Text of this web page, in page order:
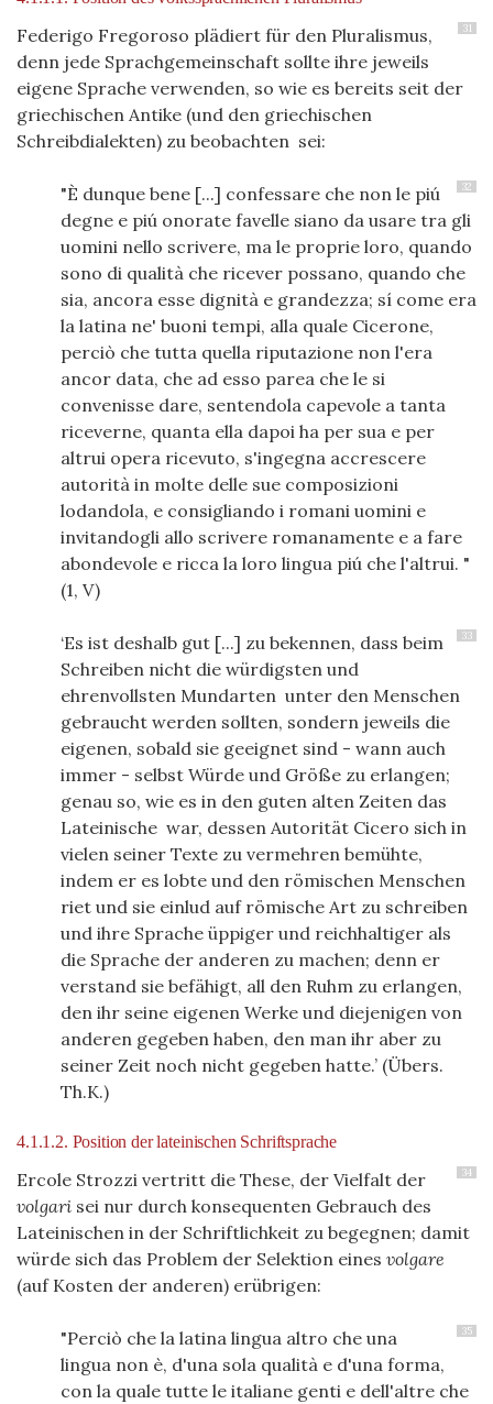
31
Federigo Fregoroso plädiert für den Pluralismus,
denn jede Sprachgemeinschaft sollte ihre jeweils
eigene Sprache verwenden, so wie es bereits seit der
griechischen Antike (und den griechischen
Schreibdialekten) zu beobachten sei:
32
"È dunque bene [...] confessare che non le piú
degne e piú onorate favelle siano da usare tra gli
uomini nello scrivere, ma le proprie loro, quando
sono di qualità che ricever possano, quando che
sia, ancora esse dignità e grandezza; sí come era
la latina ne' buoni tempi, alla quale Cicerone,
perciò che tutta quella riputazione non l'era
ancor data, che ad esso parea che le si
convenisse dare, sentendola capevole a tanta
riceverne, quanta ella dapoi ha per sua e per
altrui opera ricevuto, s'ingegna accrescere
autorità in molte delle sue composizioni
lodandola, e consigliando i romani uomini e
invitandogli allo scrivere romanamente e a fare
abondevole e ricca la loro lingua piú che l'altrui. "
(1, V)
33
‘Es ist deshalb gut [...] zu bekennen, dass beim
Schreiben nicht die würdigsten und
ehrenvollsten Mundarten unter den Menschen
gebraucht werden sollten, sondern jeweils die
eigenen, sobald sie geeignet sind - wann auch
immer - selbst Würde und Größe zu erlangen;
genau so, wie es in den guten alten Zeiten das
Lateinische war, dessen Autorität Cicero sich in
vielen seiner Texte zu vermehren bemühte,
indem er es lobte und den römischen Menschen
riet und sie einlud auf römische Art zu schreiben
und ihre Sprache üppiger und reichhaltiger als
die Sprache der anderen zu machen; denn er
verstand sie befähigt, all den Ruhm zu erlangen,
den ihr seine eigenen Werke und diejenigen von
anderen gegeben haben, den man ihr aber zu
seiner Zeit noch nicht gegeben hatte.’ (Übers.
Th.K.)
4.1.1.2. Position der lateinischen Schriftsprache
34
Ercole Strozzi vertritt die These, der Vielfalt der
volgari sei nur durch konsequenten Gebrauch des
Lateinischen in der Schriftlichkeit zu begegnen; damit
würde sich das Problem der Selektion eines volgare
(auf Kosten der anderen) erübrigen:
35
"Perciò che la latina lingua altro che una
lingua non è, d'una sola qualità e d'una forma,
con la quale tutte le italiane genti e dell'altre che